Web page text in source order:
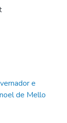
e
de Mello